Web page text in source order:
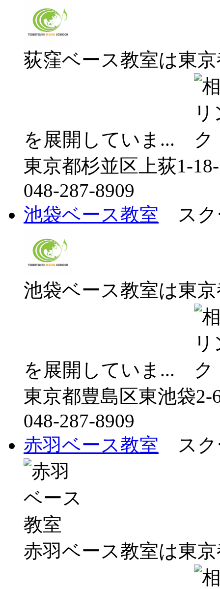
荻窪ベース教室は東
を展開していま...
東京都杉並区上荻1-
048-287-8909
池袋ベース教室 スク
池袋ベース教室は東
を展開していま...
東京都豊島区東池袋2-
048-287-8909
赤羽ベース教室 スク
赤羽ベース教室は東